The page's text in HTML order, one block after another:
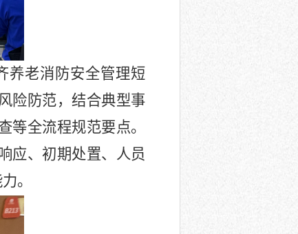
养老消防安全管理短
险防范，结合典型事
等全流程规范要点。
应、初期处置、人员
。